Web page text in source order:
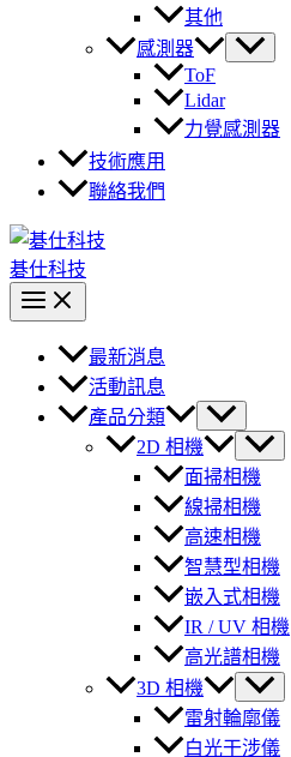
其他
感測器
ToF
Lidar
力覺感測器
技術應用
聯絡我們
碁仕科技
最新消息
活動訊息
產品分類
2D 相機
面掃相機
線掃相機
高速相機
智慧型相機
嵌入式相機
IR / UV 相機
高光譜相機
3D 相機
雷射輪廓儀
白光干涉儀